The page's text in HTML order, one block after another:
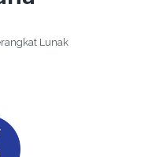
Lunak